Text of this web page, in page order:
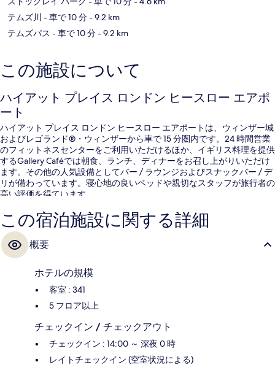
テムズ川 - 車で 10 分- 9.2 km
テムズパス - 車で 10 分- 9.2 km
この施設について
ハイアット プレイス ロンドン ヒースロー エアポ
ート
ハイアット プレイス ロンドン ヒースロー エアポートは、ウィンザー城
およびレゴランド®・ウィンザーから車で 15 分圏内です。24 時間営業
のフィットネスセンターをご利用いただけるほか、イギリス料理を提供
するGallery Caféでは朝食、ランチ、ディナーをお召し上がりいただけ
ます。その他の人気設備としてバー / ラウンジおよびスナックバー / デ
リが備わっています。寝心地の良いベッドや親切なスタッフが旅行者の
高い評価を得ています。
この宿泊施設に関する詳細
概要
ホテルの規模
客室 : 341
5 フロア以上
チェックイン / チェックアウト
チェックイン : 14:00 ～ 深夜 0 時
レイトチェックイン (空室状況による)